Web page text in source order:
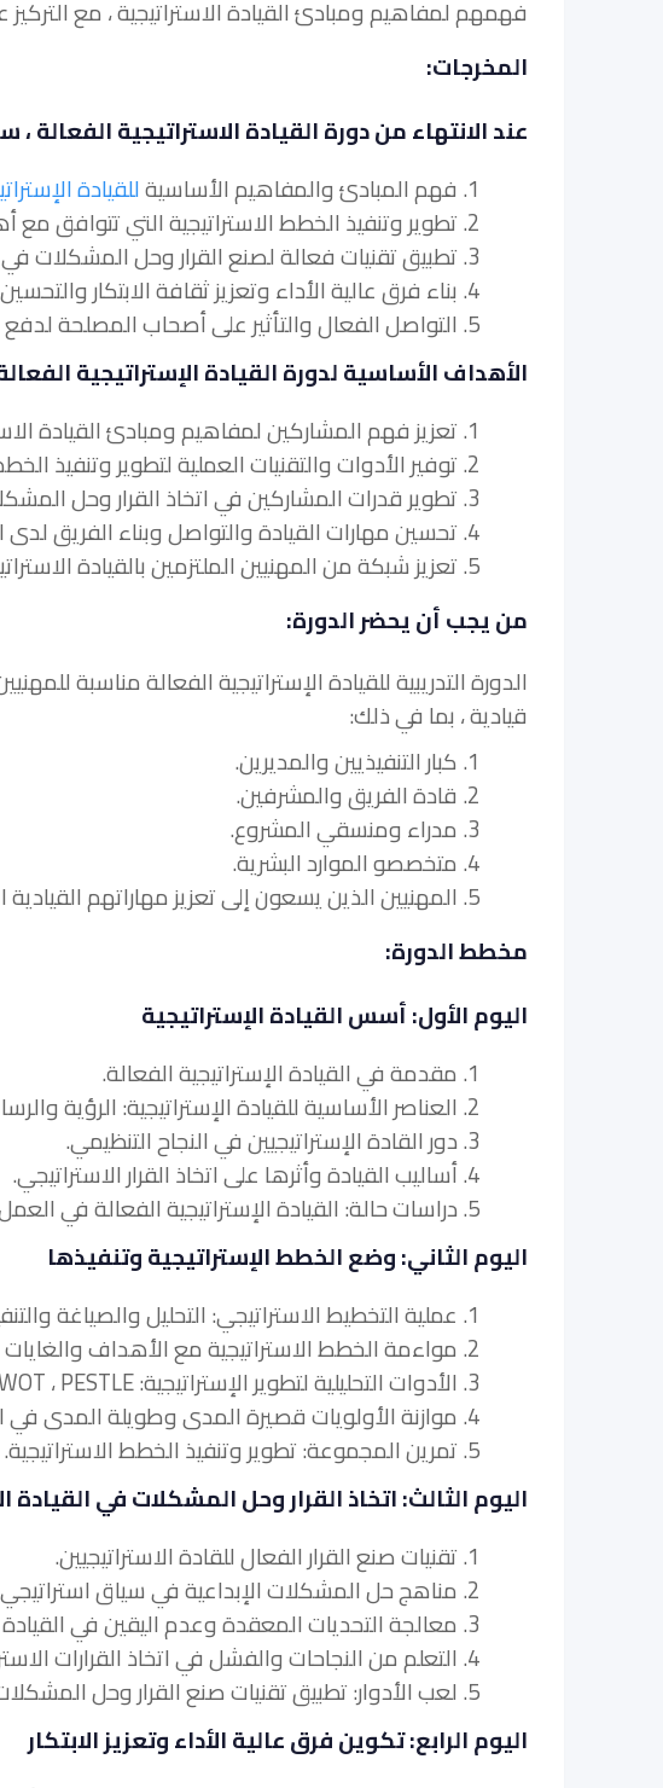
فهمهم لمفاهيم ومبادئ القيادة الاستراتيجية ، مع
المخرجات:
عند الانتهاء من دورة القيادة الاستراتيجية
1. فهم المبادئ والمفاهيم الأساسية
للقيادة
2. تطوير وتنفيذ الخطط الاستراتيجية التي تتوافق مع أهداف وغايات مؤسستهم.
3. تطبيق تقنيات فعالة لصنع القرار وحل المشكلات في سياق استراتيجي.
4. بناء فرق عالية الأداء وتعزيز ثقافة الابتكار والتحسين المستمر.
5. التواصل الفعال والتأثير على أصحاب المصلحة لدفع المبادرات الاستراتيجية.
الأهداف الأساسية لدورة القيادة الإستراتيجية
1. تعزيز فهم المشاركين لمفاهيم ومبادئ القيادة الاستراتيجية.
2. توفير الأدوات والتقنيات العملية لتطوير وتنفيذ الخطط الإستراتيجية.
3. تطوير قدرات المشاركين في اتخاذ القرار وحل المشكلات في سياق استراتيجي.
4. تحسين مهارات القيادة والتواصل وبناء الفريق لدى المشاركين.
5. تعزيز شبكة من المهنيين الملتزمين بالقيادة الاستراتيجية الفعالة للنجاح التنظيمي.
من يجب أن يحضر الدورة:
الدورة التدريبية للقيادة الإستراتيجية الفعالة مناسبة
قيادية ، بما في ذلك:
1. كبار التنفيذيين والمديرين.
2. قادة الفريق والمشرفين.
3. مدراء ومنسقي المشروع.
4. متخصصو الموارد البشرية.
5. المهنيين الذين يسعون إلى تعزيز مهاراتهم القيادية الاستراتيجية للتقدم الوظيفي.
مخطط الدورة:
اليوم الأول: أسس القيادة الإستراتيجية
1. مقدمة في القيادة الإستراتيجية الفعالة.
2. العناصر الأساسية للقيادة الإستراتيجية: الرؤية والرسالة والقيم.
3. دور القادة الإستراتيجيين في النجاح التنظيمي.
4. أساليب القيادة وأثرها على اتخاذ القرار الاستراتيجي.
5. دراسات حالة: القيادة الإستراتيجية الفعالة في العمل.
اليوم الثاني: وضع الخطط الإستراتيجية وتنفيذها
1. عملية التخطيط الاستراتيجي: التحليل والصياغة والتنفيذ.
2. مواءمة الخطط الاستراتيجية مع الأهداف والغايات التنظيمية.
3. الأدوات التحليلية لتطوير الإستراتيجية: SWOT ، PESTLE ، وقوى بورتر الخمسة.
4. موازنة الأولويات قصيرة المدى وطويلة المدى في التخطيط الاستراتيجي.
5. تمرين المجموعة: تطوير وتنفيذ الخطط الاستراتيجية.
اليوم الثالث: اتخاذ القرار وحل المشكلات في القيادة
1. تقنيات صنع القرار الفعال للقادة الاستراتيجيين.
2. مناهج حل المشكلات الإبداعية في سياق استراتيجي.
3. معالجة التحديات المعقدة وعدم اليقين في القيادة الاستراتيجية.
4. التعلم من النجاحات والفشل في اتخاذ القرارات الاستراتيجية.
5. لعب الأدوار: تطبيق تقنيات صنع القرار وحل المشكلات في القيادة الإستراتيجية.
اليوم الرابع: تكوين فرق عالية الأداء وتعزيز الابتكار